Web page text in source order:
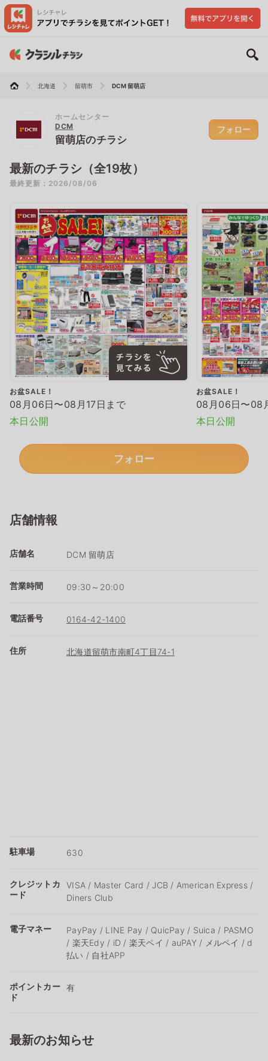
北海道 留萌市 DCM 留萌店
ホームセンター
DCM
留萌店のチラシ
フォロー
最新のチラシ（全19枚）
最終更新：2026/08/06
お盆SALE！
08月06日〜08月17日まで
本日公開
お盆SALE！
08月06日〜08
本日公開
フォロー
店舗情報
店舗名 DCM 留萌店
営業時間 09:30～20:00
電話番号 0164-42-1400
住所 北海道留萌市南町4丁目74-1
駐車場 630
クレジットカ
ード
VISA / Master Card / JCB / American Express /
Diners Club
電子マネー
PayPay / LINE Pay / QuicPay / Suica / PASMO
/ 楽天Edy / iD / 楽天ペイ / auPAY / メルペイ / d
払い / 自社APP
ポイントカー
ド
有
最新のお知らせ